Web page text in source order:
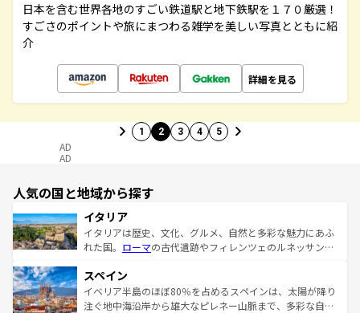
日本を含む世界各地のすごい鉄道駅と地下鉄駅を１７０厳選！
すごさのポイントや旅にまつわる雑学を美しい写真とともに紹
介
詳細を見る
1 2 3 4 5
AD
AD
人気の国と地域から探す
イタリア
イタリアは歴史、文化、グルメ、自然と多彩な魅力にあふ
れた国。 ローマの古代遺跡やフィレンツェのルネッサンス
ろん、トスカーナの美しい田園風景やアマルフィ海岸の絶
景など、自然景観も見逃せない。観光の合間には、本場の
ピザやパスタなど、絶品のイタリア料理を堪能することも
スペイン
イベリア半島のほぼ80％を占めるスペインは、太陽が降り
注ぐ地中海沿岸から雄大なピレネー山脈まで、多彩な自然